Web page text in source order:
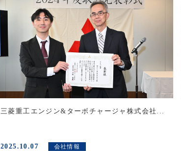
三菱重工エンジン&ターボチャージャ株式会社...
2025.10.07 会社情報